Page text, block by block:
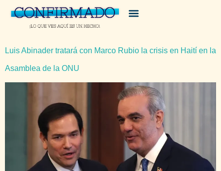
Luis Abinader tratará con Marco Rubio la crisis en Haití en la
Asamblea de la ONU